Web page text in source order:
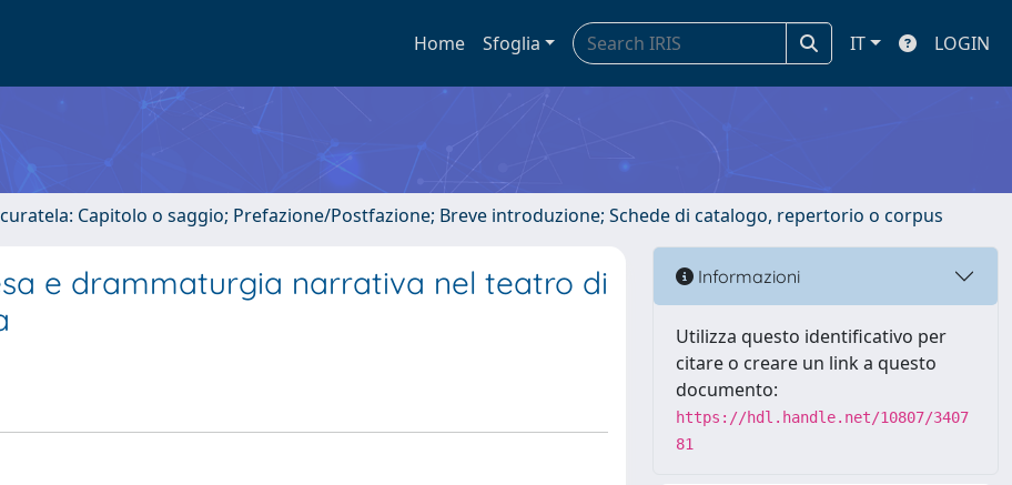
Home Sfoglia IT LOGIN
Capitolo o saggio; Prefazione/Postfazione; Breve introduzione; Schede di catalogo, repertorio o corpus
e drammaturgia narrativa nel teatro di
Informazioni
Utilizza questo identificativo per
citare o creare un link a questo
documento:
https://hdl.handle.net/10807/3407
81